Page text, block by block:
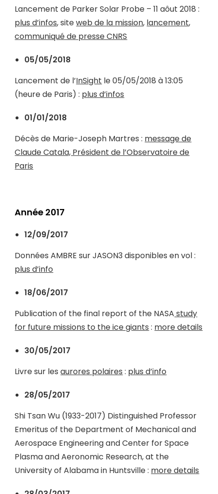
Lancement de Parker Solar Probe – 11 aôut 2018 :
plus d’infos, siteweb de la mission, lancement,
communiqué de presse CNRS
05/05/2018
Lancement de l’InSight le 05/05/2018 à 13:05
(heure de Paris) : plus d’infos
01/01/2018
Décès de Marie-Joseph Martres : message de
Claude Catala, Président de l’Observatoire de
Paris
Année 2017
12/09/2017
Données AMBRE sur JASON3 disponibles en vol :
plus d’info
18/06/2017
Publication of the final report of the NASA study
for future missions to the ice giants : more details
30/05/2017
Livre sur lesaurores polaires : plus d’info
28/05/2017
Shi Tsan Wu (1933-2017) Distinguished Professor
Emeritus of the Department of Mechanical and
Aerospace Engineering and Center for Space
Plasma and Aeronomic Research, at the
University of Alabama in Huntsville : more details